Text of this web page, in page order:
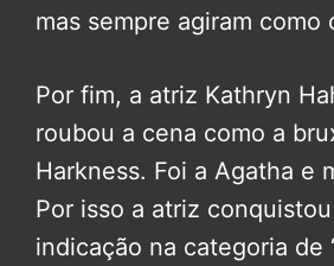
mas sempre agiram como
Por fim, a atriz Kathryn
roubou a cena como a
Harkness. Foi a Agatha e
Por isso a atriz
indicação na categoria de